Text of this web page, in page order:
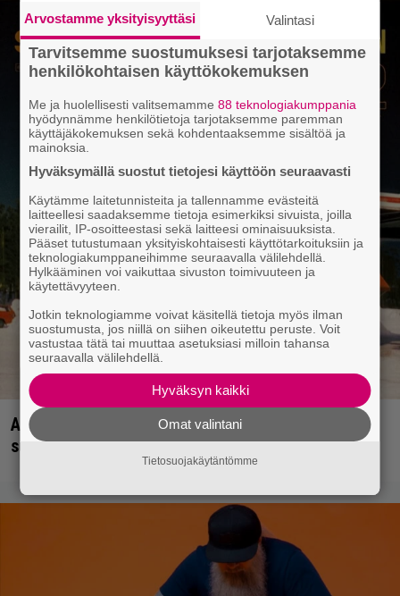
Arvio: Saimaa on toisella covertripillään niin
suvereeni, että se kääntyy itseään vastaan
Arvostamme yksityisyyttäsi Valintasi
Tarvitsemme suostumuksesi tarjotaksemme
henkilökohtaisen käyttökokemuksen
Me ja huolellisesti valitsemamme88 teknologiakumppania
hyödynnämme henkilötietoja tarjotaksemme paremman
käyttäjäkokemuksen sekä kohdentaaksemme sisältöä ja
mainoksia.
Hyväksymällä suostut tietojesi käyttöön seuraavasti
Käytämme laitetunnisteita ja tallennamme evästeitä
laitteellesi saadaksemme tietoja esimerkiksi sivuista, joilla
vierailit, IP-osoitteestasi sekä laitteesi ominaisuuksista.
Pääset tutustumaan yksityiskohtaisesti käyttötarkoituksiin ja
teknologiakumppaneihimme seuraavalla välilehdellä.
Hylkääminen voi vaikuttaa sivuston toimivuuteen ja
käytettävyyteen.
Jotkin teknologiamme voivat käsitellä tietoja myös ilman
suostumusta, jos niillä on siihen oikeutettu peruste. Voit
vastustaa tätä tai muuttaa asetuksiasi milloin tahansa
seuraavalla välilehdellä.
Hyväksyn kaikki
Omat valintani
Tietosuojakäytäntömme